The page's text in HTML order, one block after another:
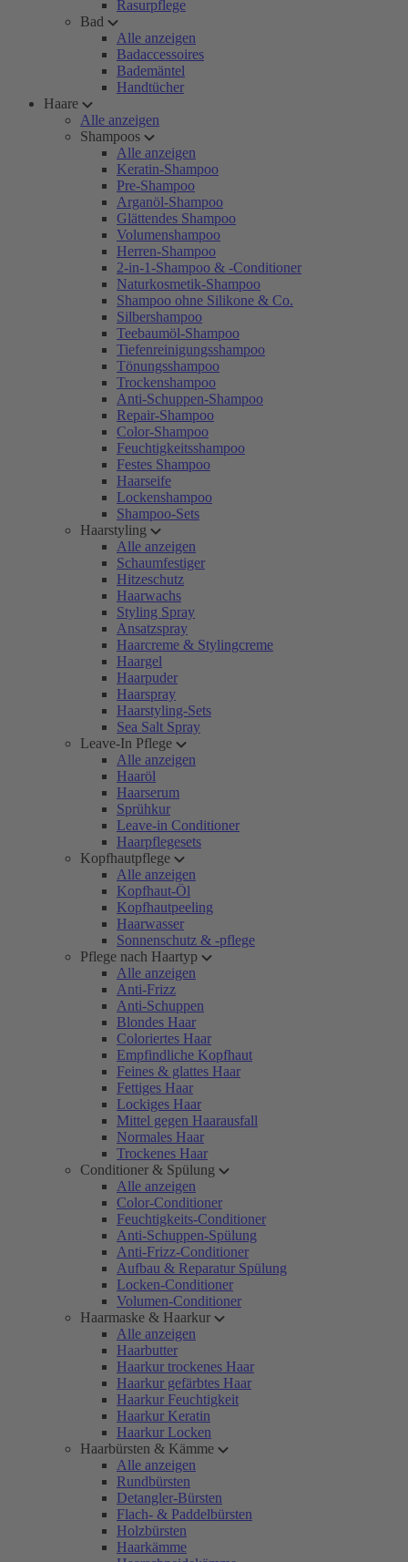
Rasurpflege
Bad
Alle anzeigen
Badaccessoires
Bademäntel
Handtücher
Haare
Alle anzeigen
Shampoos
Alle anzeigen
Keratin-Shampoo
Pre-Shampoo
Arganöl-Shampoo
Glättendes Shampoo
Volumenshampoo
Herren-Shampoo
2-in-1-Shampoo & -Conditioner
Naturkosmetik-Shampoo
Shampoo ohne Silikone & Co.
Silbershampoo
Teebaumöl-Shampoo
Tiefenreinigungsshampoo
Tönungsshampoo
Trockenshampoo
Anti-Schuppen-Shampoo
Repair-Shampoo
Color-Shampoo
Feuchtigkeitsshampoo
Festes Shampoo
Haarseife
Lockenshampoo
Shampoo-Sets
Haarstyling
Alle anzeigen
Schaumfestiger
Hitzeschutz
Haarwachs
Styling Spray
Ansatzspray
Haarcreme & Stylingcreme
Haargel
Haarpuder
Haarspray
Haarstyling-Sets
Sea Salt Spray
Leave-In Pflege
Alle anzeigen
Haaröl
Haarserum
Sprühkur
Leave-in Conditioner
Haarpflegesets
Kopfhautpflege
Alle anzeigen
Kopfhaut-Öl
Kopfhautpeeling
Haarwasser
Sonnenschutz & -pflege
Pflege nach Haartyp
Alle anzeigen
Anti-Frizz
Anti-Schuppen
Blondes Haar
Coloriertes Haar
Empfindliche Kopfhaut
Feines & glattes Haar
Fettiges Haar
Lockiges Haar
Mittel gegen Haarausfall
Normales Haar
Trockenes Haar
Conditioner & Spülung
Alle anzeigen
Color-Conditioner
Feuchtigkeits-Conditioner
Anti-Schuppen-Spülung
Anti-Frizz-Conditioner
Aufbau & Reparatur Spülung
Locken-Conditioner
Volumen-Conditioner
Haarmaske & Haarkur
Alle anzeigen
Haarbutter
Haarkur trockenes Haar
Haarkur gefärbtes Haar
Haarkur Feuchtigkeit
Haarkur Keratin
Haarkur Locken
Haarbürsten & Kämme
Alle anzeigen
Rundbürsten
Detangler-Bürsten
Flach- & Paddelbürsten
Holzbürsten
Haarkämme